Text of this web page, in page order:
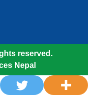
reserved.
Nepal